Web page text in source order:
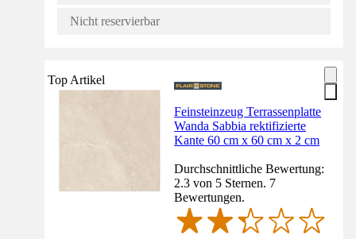
Nicht reservierbar
Top Artikel
Feinsteinzeug Terrassenplatte
Wanda Sabbia rektifizierte
Kante 60 cm x 60 cm x 2 cm
Durchschnittliche Bewertung:
2.3 von 5 Sternen. 7
Bewertungen.